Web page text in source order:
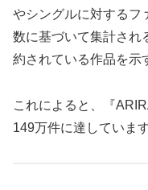
やシングルに対するフ
数に基づいて集計され
約されている作品を示
これによると、『
149万件に達しています